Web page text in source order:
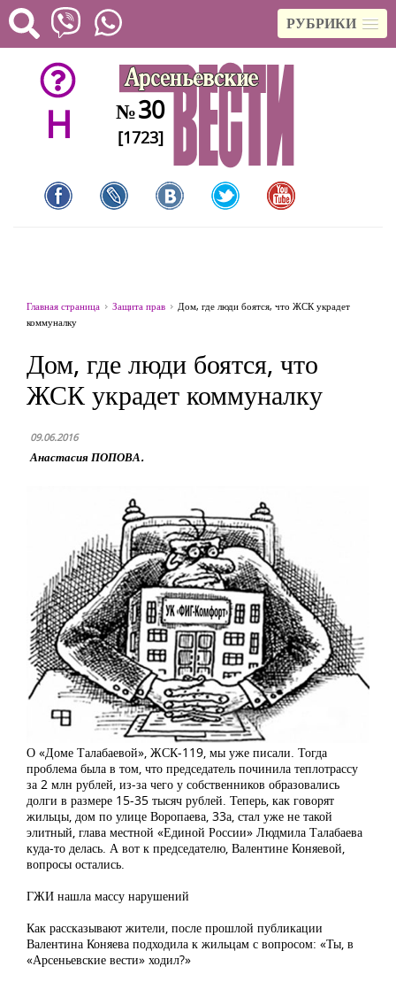
РУБРИКИ
H №30
[1723]
Главная страница Защита прав
Дом, где люди боятся, что ЖСК украдет
коммуналку
Дом, где люди боятся, что
ЖСК украдет коммуналку
09.06.2016
Анастасия ПОПОВА.
О «Доме Талабаевой», ЖСК-119, мы уже писали. Тогда
проблема была в том, что председатель починила теплотрассу
за 2 млн рублей, из-за чего у собственников образовались
долги в размере 15-35 тысяч рублей. Теперь, как говорят
жильцы, дом по улице Воропаева, 33а, стал уже не такой
элитный, глава местной «Единой России» Людмила Талабаева
куда-то делась. А вот к председателю, Валентине Коняевой,
вопросы остались.
ГЖИ нашла массу нарушений
Как рассказывают жители, после прошлой публикации
Валентина Коняева подходила к жильцам с вопросом: «Ты, в
«Арсеньевские вести» ходил?»